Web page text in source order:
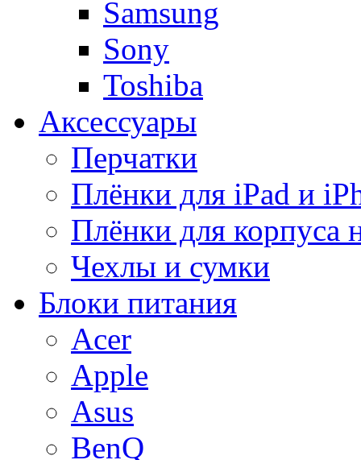
Samsung
Sony
Toshiba
Аксессуары
Перчатки
Плёнки для iPad и
Плёнки для корпуса
Чехлы и сумки
Блоки питания
Acer
Apple
Asus
BenQ